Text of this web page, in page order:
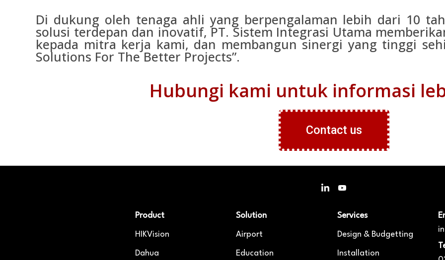
Di dukung oleh tenaga ahli yang berpengalaman lebih dari 10
solusi terdepan dan inovatif, PT. Sistem Integrasi Utama
kepada mitra kerja kami, dan membangun sinergi yang tinggi
Solutions For The Better Projects”.
Hubungi kami untuk informasi
Contact us
Product
HIKVision
Dahua
Solution
Airport
Education
Services
Design & Budgetting
Installation